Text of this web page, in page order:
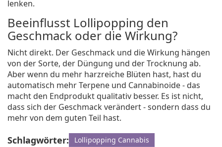
lenken.
Beeinflusst Lollipopping den
Geschmack oder die Wirkung?
Nicht direkt. Der Geschmack und die Wirkung hängen
von der Sorte, der Düngung und der Trocknung ab.
Aber wenn du mehr harzreiche Blüten hast, hast du
automatisch mehr Terpene und Cannabinoide - das
macht den Endprodukt qualitativ besser. Es ist nicht,
dass sich der Geschmack verändert - sondern dass du
mehr von dem guten Teil hast.
Schlagwörter:
Lollipopping Cannabis